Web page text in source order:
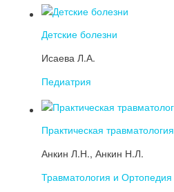
Детские болезни
Исаева Л.А.
Педиатрия
Практическая травматология
Анкин Л.Н., Анкин Н.Л.
Травматология и Ортопедия